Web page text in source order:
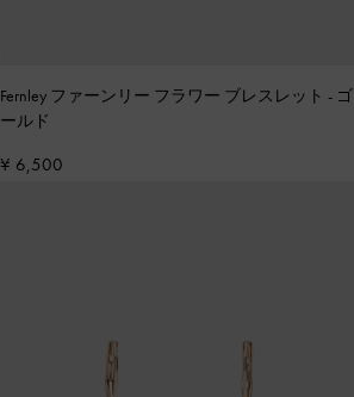
Fernley ファーンリー フラワー ブレスレット - ゴ
ールド
¥ 6,500